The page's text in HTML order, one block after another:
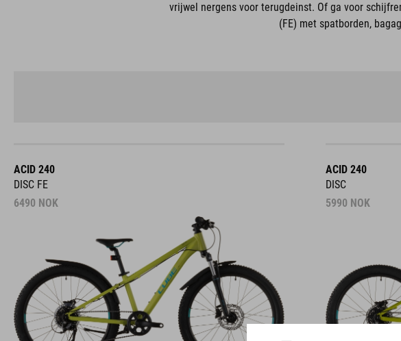
vrijwel nergens voor terugdeinst. Of ga voor
(FE) met spatborden,
ACID 240
DISC FE
6490 NOK
ACID 240
DISC
5990 NOK